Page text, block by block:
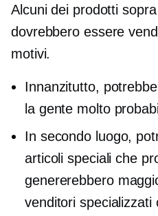
Alcuni dei prodotti
dovrebbero essere
motivi.
Innanzitutto,
la gente molto
In secondo luogo,
articoli speciali che
genererebbero
venditori specializzati